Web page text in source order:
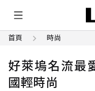
首頁 時尚
好萊塢名流最
國輕時尚